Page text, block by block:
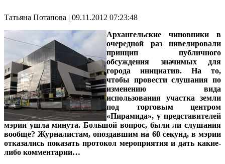
Татьяна Потапова | 09.11.2012 07:23:48
Архангельские чиновники в
очередной раз нивелировали
принцип публичного
обсуждения значимых для
города инициатив. На то,
чтобы провести слушания по
изменению вида
использования участка земли
под торговым центром
«Пирамида», у представителей
мэрии ушла минута. Большой вопрос, были ли слушания
вообще? Журналистам, опоздавшим на 60 секунд, в мэрии
отказались показать протокол мероприятия и дать какие-
либо комментарии…